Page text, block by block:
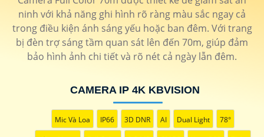
Hikvision, Dahua, Vantech... Đảm bảo rằng bạn chọn
sản phẩm phù hợp với nhu cầu sử dụng của mình và có
đủ tính năng cần thiết như hỗ trợ độ phân giải cao, tính
năng ghi hình liên tục/định tuyến, khả năng sao lưu dữ
liệu dễ dàng.
bạn sẽ có thể giám sát tốt hơn và bảo vệ tài sản của
mình một cách hiệu quả và an toàn. Hãy lựa chọn sản
phẩm phù hợp và đáng tin cậy để Hoàn toàn tin cậy an
ninh với khả năng ghi hình rõ ràng màu sắc ngay cả
trong điều kiện ánh sáng yếu hoặc ban đêm. Với trang
bị đèn trợ sáng tầm quan sát lên đến 70m, giúp đảm
bảo hình ảnh chi tiết và rõ nét cả ngày lẫn đêm.
CAMERA IP 4K KBVISION
Mic Và Loa IP66 3D DNR AI Dual Light 78°